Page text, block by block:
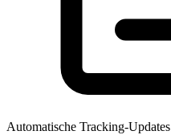
Automatische Tracking-Updates